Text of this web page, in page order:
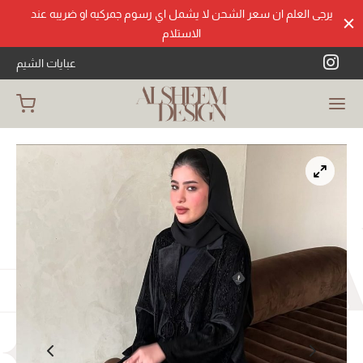
يرجى العلم ان سعر الشحن لا يشمل اي رسوم جمركيه او ضريبه عند
الاستلام
عبايات الشيم